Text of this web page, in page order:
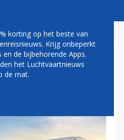
STOP VAN
LONDEN
korting op het beste van
Krijg onbeperkt
de bijbehorende Apps.
het Luchtvaartnieuws
de mat.